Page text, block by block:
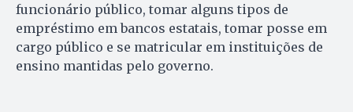
funcionário público, tomar alguns tipos de
empréstimo em bancos estatais, tomar posse em
cargo público e se matricular em instituições de
ensino mantidas pelo governo.